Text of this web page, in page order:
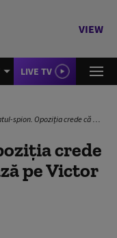
VIEW
LIVE TV
Opoziția crede că puterea îl protejează pe Victor Ponta
crede
pe Victor